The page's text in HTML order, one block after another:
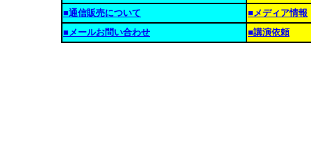
■通信販売について
■メディア情報
■メールお問い合わせ
■講演依頼